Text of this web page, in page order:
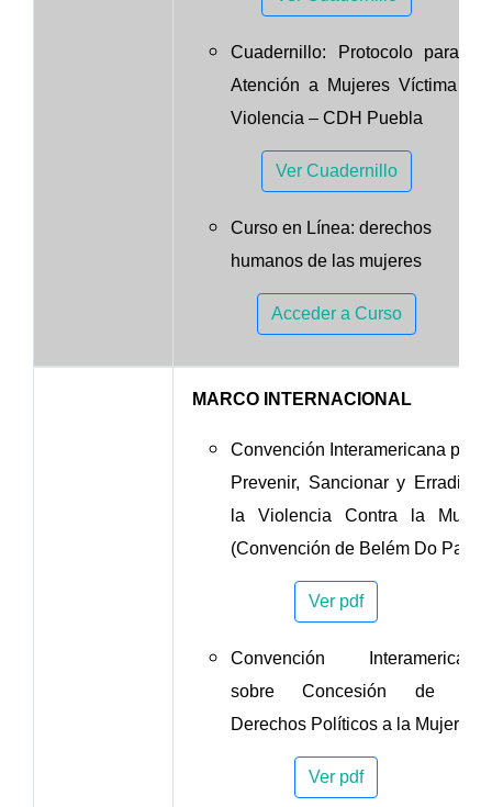
Cuadernillo: Protocolo para la
Atención a Mujeres Víctima de
Violencia – CDH Puebla
Ver Cuadernillo
Curso en Línea: derechos
humanos de las mujeres
Acceder a Curso
MARCO INTERNACIONAL
Convención Interamericana para
Prevenir, Sancionar y Erradicar
la Violencia Contra la Mujer,
(Convención de Belém Do Pará)
Ver pdf
Convención Interamericana
sobre Concesión de los
Derechos Políticos a la Mujer
Ver pdf